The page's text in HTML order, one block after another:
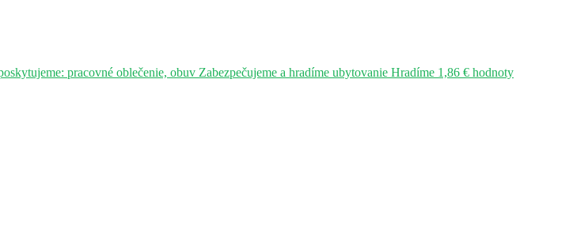
pracovné oblečenie, obuv Zabezpečujeme a hradíme ubytovanie Hradíme 1,86 € hodnoty